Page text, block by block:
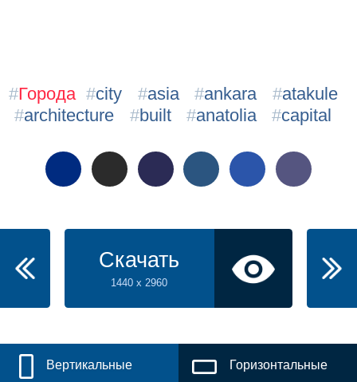
#Города #city #asia #ankara #atakule
#architecture #built #anatolia #capital
Скачать
1440 x 2960
Вертикальные Горизонтальные